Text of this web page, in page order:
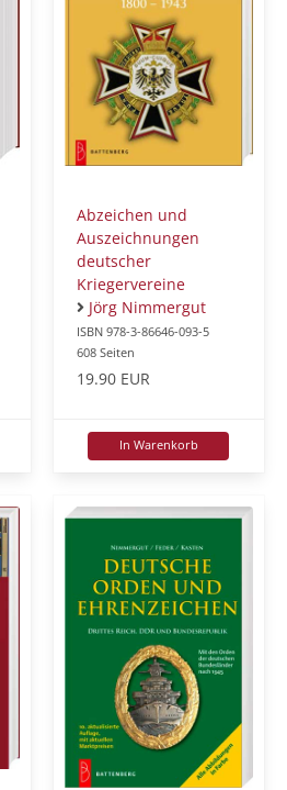
Abzeichen und
Auszeichnungen
deutscher
Kriegervereine
Jörg Nimmergut
ISBN 978-3-86646-093-5
608 Seiten
19.90 EUR
In Warenkorb